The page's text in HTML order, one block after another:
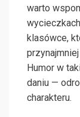
warto
klasówce,
Humor w
daniu —
charakteru.